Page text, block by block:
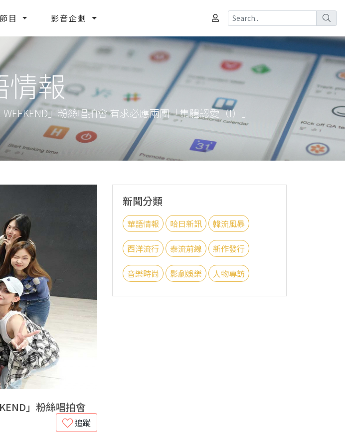
目 影音企劃
情報
」粉絲唱拍會 有求必應兩團「集體認愛（I）」
」粉絲唱拍會
追蹤
新聞分類
華語情報 哈日新訊 韓流風暴
西洋流行 泰流前線 新作發行
音樂時尚 影劇娛樂 人物專訪